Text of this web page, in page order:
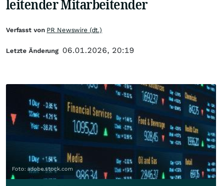
leitender Mitarbeitender
Foto: adobe.stock.com
Verfasst von PR Newswire (dt.)
Letzte Änderung 06.01.2026, 20:19